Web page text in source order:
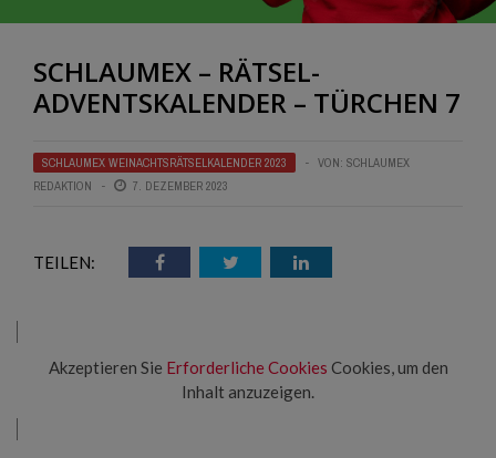
SCHLAUMEX – RÄTSEL-
ADVENTSKALENDER – TÜRCHEN 7
SCHLAUMEX WEINACHTSRÄTSELKALENDER 2023 VON: SCHLAUMEX
REDAKTION
7. DEZEMBER 2023
TEILEN:
Akzeptieren Sie Erforderliche Cookies Cookies, um den
Inhalt anzuzeigen.